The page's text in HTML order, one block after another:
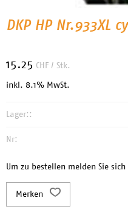
DKP HP Nr.933XL
15.25 CHF / Stk.
inkl. 8.1% MwSt.
Lager::
Nr:
Um zu bestellen melden Sie
Merken